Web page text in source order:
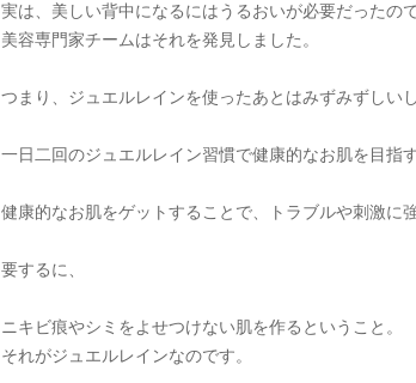
実は、美しい背中になるにはうるおいが必要だったので
美容専門家チームはそれを発見しました。
つまり、ジュエルレインを使ったあとはみずみずしい
一日二回のジュエルレイン習慣で健康的なお肌を目指
健康的なお肌をゲットすることで、トラブルや刺激に
要するに、
ニキビ痕やシミをよせつけない肌を作るということ。
それがジュエルレインなのです。